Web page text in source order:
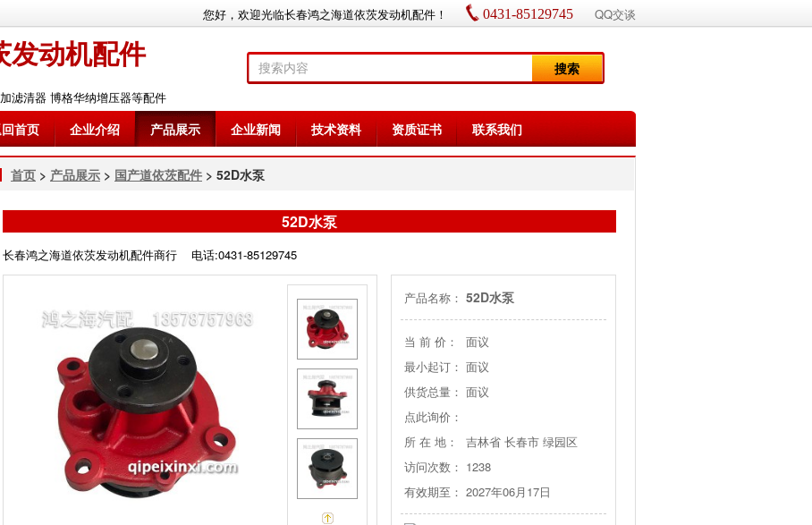
您好，欢迎光临长春鸿之海道依茨发动机配件！ 0431-85129745 QQ交谈
发动机配件 搜索
滤清器 博格华纳增压器等配件
首页 企业介绍 产品展示 企业新闻 技术资料 资质证书
联系我们
首页 > 产品展示 > 国产道依茨配件 > 52D水泵
52D水泵
长春鸿之海道依茨发动机配件商行 电话:0431-85129745
产品名称： 52D水泵
当 前 价：
面议
最小起订： 面议
供货总量： 面议
点此询价：
所 在 地：
吉林省 长春市 绿园区
访问次数： 1238
有效期至： 2027年06月17日